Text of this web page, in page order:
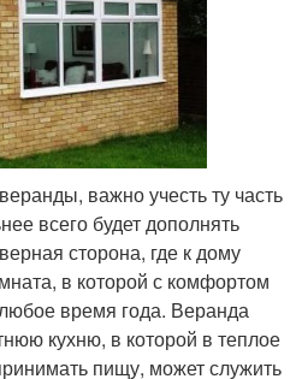
важно учесть ту часть
всего будет дополнять
сторона, где к дому
в которой с комфортом
время года. Веранда
кухню, в которой в теплое
пищу, может служить